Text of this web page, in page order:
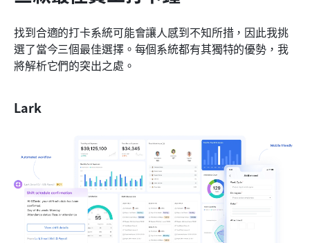
找到合適的打卡系統可能會讓人感到不知所措，因此我挑
選了當今三個最佳選擇。每個系統都有其獨特的優勢，我
將解析它們的突出之處。
Lark